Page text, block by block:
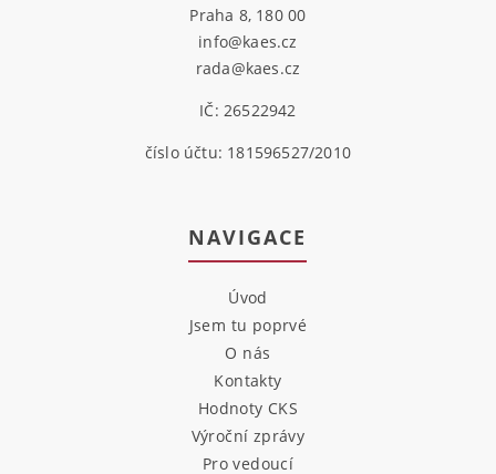
Praha 8, 180 00
info@kaes.cz
rada@kaes.cz
IČ: 26522942
číslo účtu: 181596527/2010
NAVIGACE
Úvod
Jsem tu poprvé
O nás
Kontakty
Hodnoty CKS
Výroční zprávy
Pro vedoucí